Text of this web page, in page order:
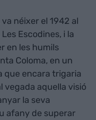
néixer el 1942 al
Escodines, i la
en les humils
Coloma, en un
que encara trigaria
vegada aquella visió
la seva
afany de superar